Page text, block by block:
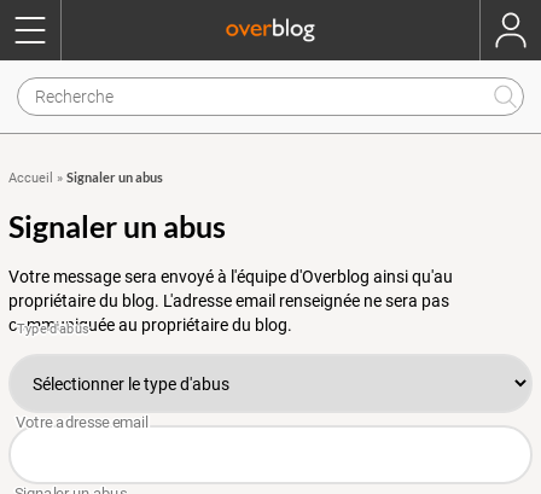
Accueil » Signaler un abus
Signaler un abus
Votre message sera envoyé à l'équipe d'Overblog ainsi qu'au
propriétaire du blog. L'adresse email renseignée ne sera pas
communiquée au propriétaire du blog.